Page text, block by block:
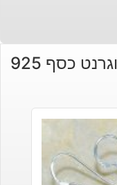
כסף 925